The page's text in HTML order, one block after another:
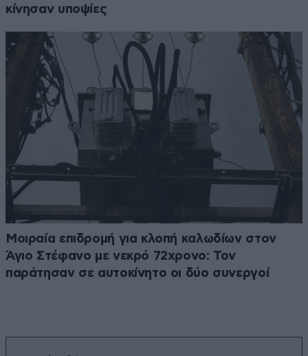
κίνησαν υποψίες
Μοιραία επιδρομή για κλοπή καλωδίων στον
Άγιο Στέφανο με νεκρό 72χρονο: Τον
παράτησαν σε αυτοκίνητο οι δύο συνεργοί